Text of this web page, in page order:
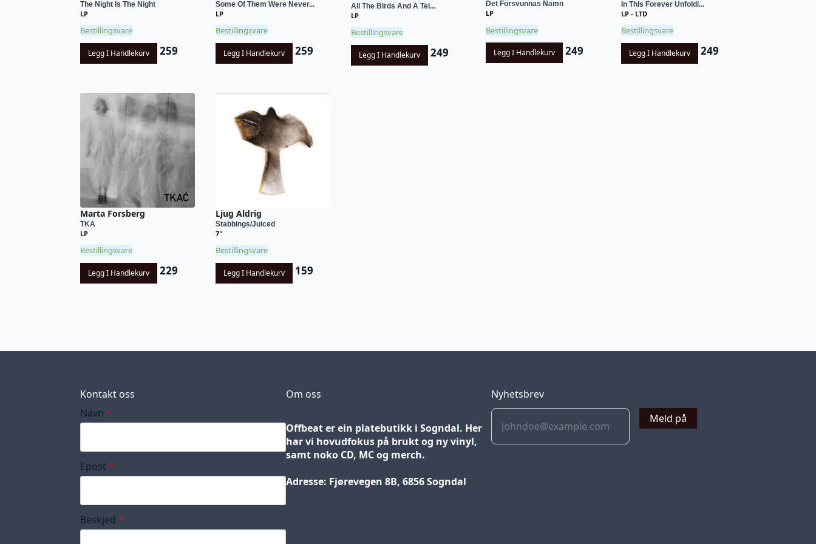
The Night Is The Night
LP
Bestillingsvare
Legg I Handlekurv 259
Some Of Them Were Never...
LP
Bestillingsvare
Legg I Handlekurv 259
All The Birds And A Tel...
LP
Bestillingsvare
Legg I Handlekurv 249
Det Försvunnas Namn
LP
Bestillingsvare
Legg I Handlekurv 249
In This Forever Unfoldi...
LP - LTD
Bestillingsvare
Legg I Handlekurv 249
Marta Forsberg
TKA
LP
Bestillingsvare
Legg I Handlekurv 229
Ljug Aldrig
Stabbings/Juiced
7"
Bestillingsvare
Legg I Handlekurv 159
Kontakt oss
Navn *
Epost *
Beskjed *
Om oss
Offbeat er ein platebutikk i Sogndal. Her
har vi hovudfokus på brukt og ny vinyl,
samt noko CD, MC og merch.
Adresse: Fjørevegen 8B, 6856 Sogndal
Blog
Nyhetsbrev
Meld på